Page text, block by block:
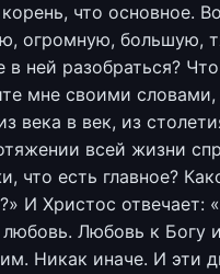
что основное.
огромную, большую,
в ней разобраться?
мне своими
века в век, из
всей жизни
что есть главное?
И Христос отвечает:
Любовь к Богу
Никак иначе. И эти